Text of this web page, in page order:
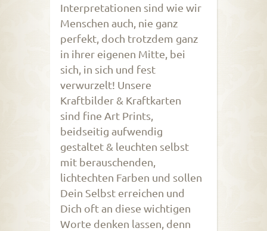
Interpretationen sind wie wir
Menschen auch, nie ganz
perfekt, doch trotzdem ganz
in ihrer eigenen Mitte, bei
sich, in sich und fest
verwurzelt! Unsere
Kraftbilder & Kraftkarten
sind fine Art Prints,
beidseitig aufwendig
gestaltet & leuchten selbst
mit berauschenden,
lichtechten Farben und sollen
Dein Selbst erreichen und
Dich oft an diese wichtigen
Worte denken lassen, denn